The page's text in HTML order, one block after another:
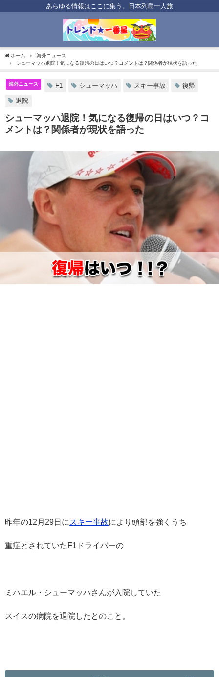
あらゆる情報はここに集う。日本列島一人旅
ホーム
海外ニュース
シューマッハ退院！気になる復帰の日はいつ？コメントは？関係者が現状を語った
海外ニュース F1 シューマッハ スキー事故 復帰
退院
シューマッハ退院！気になる復帰の日はいつ？コ
メントは？関係者が現状を語った
昨年の12月29日に スキー事故により頭部を強くうち
重症とされていたF1ドライバーの
ミハエル・シューマッハさんが入院していた
スイスの病院を退院したとのこと。